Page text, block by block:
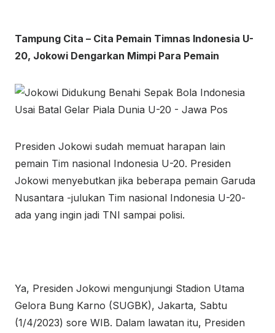
Tampung Cita – Cita Pemain Timnas Indonesia U-
20, Jokowi Dengarkan Mimpi Para Pemain
Presiden Jokowi sudah memuat harapan lain
pemain Tim nasional Indonesia U-20. Presiden
Jokowi menyebutkan jika beberapa pemain Garuda
Nusantara -julukan Tim nasional Indonesia U-20-
ada yang ingin jadi TNI sampai polisi.
Ya, Presiden Jokowi mengunjungi Stadion Utama
Gelora Bung Karno (SUGBK), Jakarta, Sabtu
(1/4/2023) sore WIB. Dalam lawatan itu, Presiden